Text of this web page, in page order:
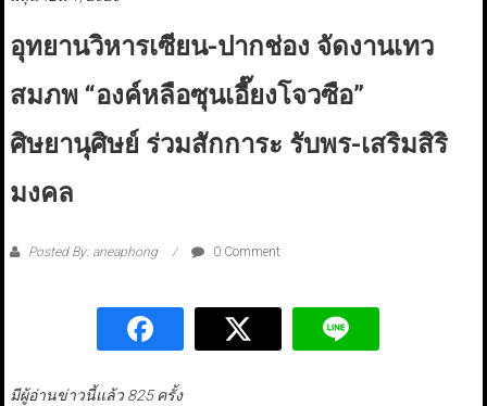
อุทยานวิหารเซียน-ปากช่อง จัดงานเทว
สมภพ “องค์หลือซุนเอี๊ยงโจวซือ”
ศิษยานุศิษย์ ร่วมสักการะ รับพร-เสริมสิริ
มงคล
Posted By: aneaphong 0 Comment
มีผู้อ่านข่าวนี้แล้ว 825 ครั้ง